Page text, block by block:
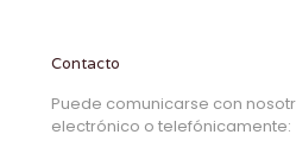
Contacto
Puede comunicarse con
electrónico o telefónicamente: